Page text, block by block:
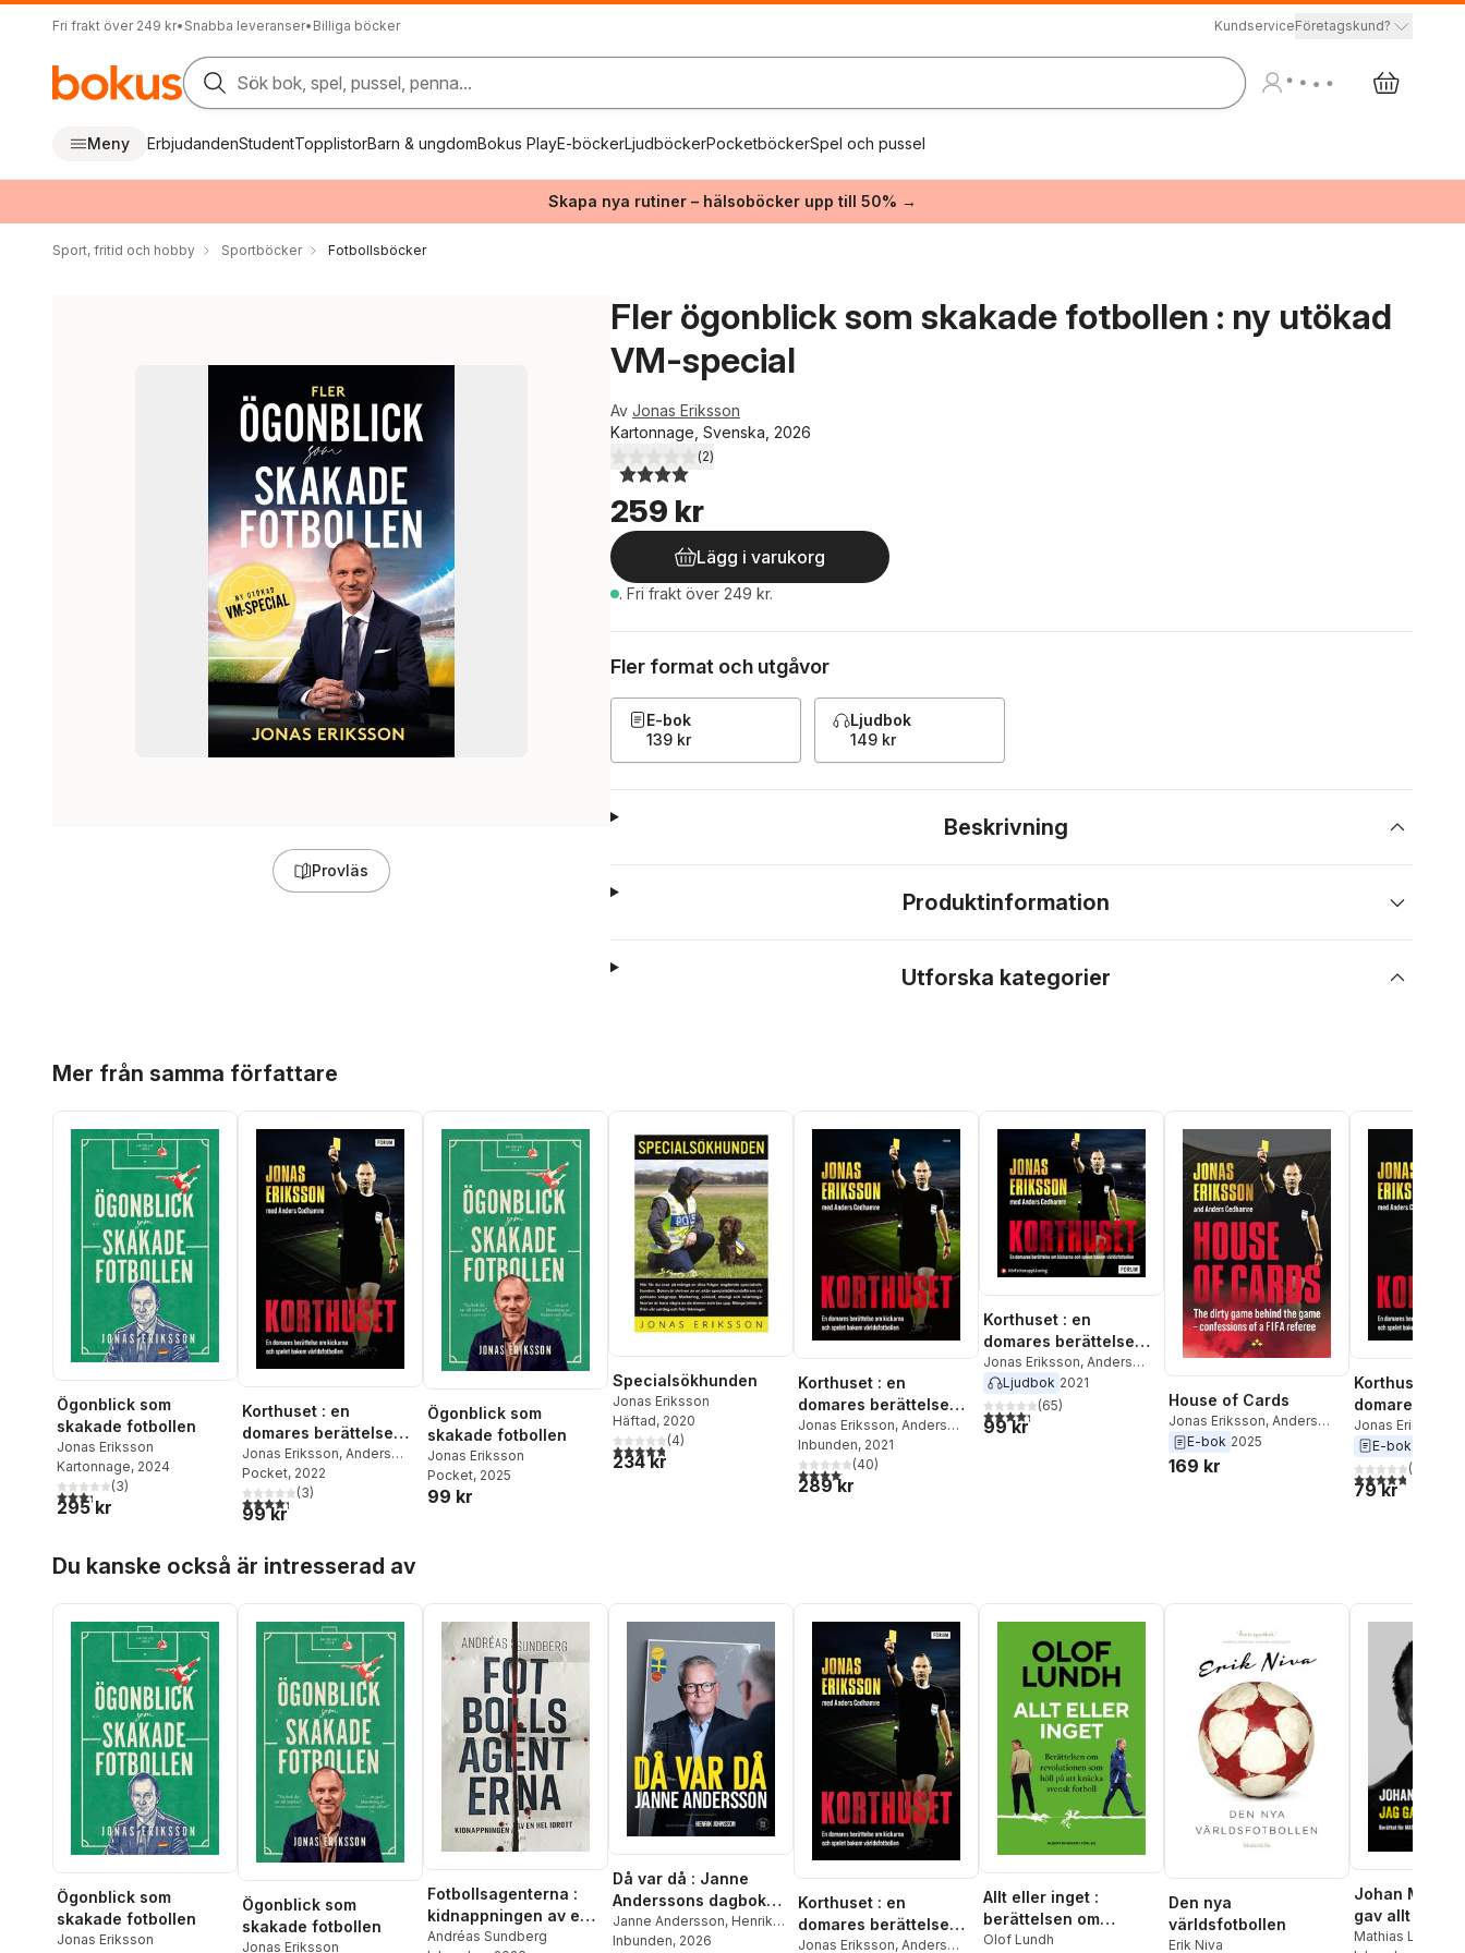
Fri frakt över 249 kr• Snabba leveranser• Billiga böcker KundserviceFöretagskund?
Sök bok, spel, pussel, penna...
Meny ErbjudandenStudentTopplistorBarn & ungdomBokus PlayE-böckerLjudböckerPocketböckerSpel och pussel
Skapa nya rutiner – hälsoböcker upp till 50% →
Sport, fritid och hobby Sportböcker Fotbollsböcker
Provläs
Fler ögonblick som skakade fotbollen : ny utökad
VM-special
Av Jonas Eriksson
Kartonnage, Svenska, 2026
4,0utav 5 stjärnor. Totalt antal röster:
(2)
259 kr
Lägg i varukorg
. Fri frakt över 249 kr.
Fler format och utgåvor
E-bok
139 kr
Ljudbok
149 kr
Beskrivning
Produktinformation
Utforska kategorier
Mer från samma författare
Ögonblick som
skakade fotbollen
Jonas Eriksson
Kartonnage, 2024
3,3utav 5 stjärnor. Totalt antal röster:
(3)
295 kr
Korthuset : en
domares berättelse
om kickarna och
spelet bakom
världsfotbollen
Jonas Eriksson, Anders
Cedhamre
Pocket, 2022
4,3utav 5 stjärnor. Totalt antal röster:
(3)
99 kr
Ögonblick som
skakade fotbollen
Jonas Eriksson
Pocket, 2025
99 kr
Specialsökhunden
Jonas Eriksson
Häftad, 2020
4,8utav 5 stjärnor. Totalt antal röster:
(4)
234 kr
Korthuset : en
domares berättelse
om kickarna och
spelet bakom
världsfotbollen
Jonas Eriksson, Anders
Cedhamre
Inbunden, 2021
4,1utav 5 stjärnor. Totalt antal röster:
(40)
289 kr
Korthuset : en
domares berättelse
om kickarna och
spelet bakom
världsfotbollen
Jonas Eriksson, Anders
Cedhamre
Ljudbok 2021
4,3utav 5 stjärnor. Totalt antal röster:
(65)
99 kr
House of Cards
Jonas Eriksson, Anders
Cedhamre
E-bok 2025
169 kr
Korthuset : en
domares
om kickarna
spelet bakom
Jonas Eriksson
Cedhamre
E-bok
4,8utav 5(
79 kr
Du kanske också är intresserad av
Ögonblick som
skakade fotbollen
Jonas Eriksson
Ögonblick som
skakade fotbollen
Jonas Eriksson
Fotbollsagenterna :
kidnappningen av en
hel idrott
Andréas Sundberg
Då var då : Janne
Anderssons dagbok
som förbundskapten
Janne Andersson, Henrik
Johnsson
Inbunden, 2026
Korthuset : en
domares berättelse
om kickarna och
Jonas Eriksson, Anders
Allt eller inget :
berättelsen om
revolutionen som höll
Olof Lundh
Den nya
världsfotbollen
Erik Niva
Johan
gav allt jag
Mathias Lühr